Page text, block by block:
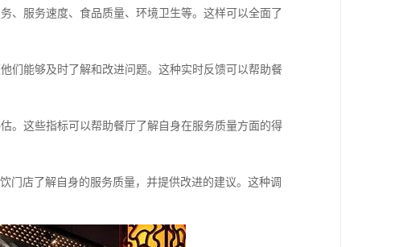
、服务速度、食品质量、环境卫生等。这样可以全面了
们能够及时了解和改进问题。这种实时反馈可以帮助餐
。这些指标可以帮助餐厅了解自身在服务质量方面的得
门店了解自身的服务质量，并提供改进的建议。这种调